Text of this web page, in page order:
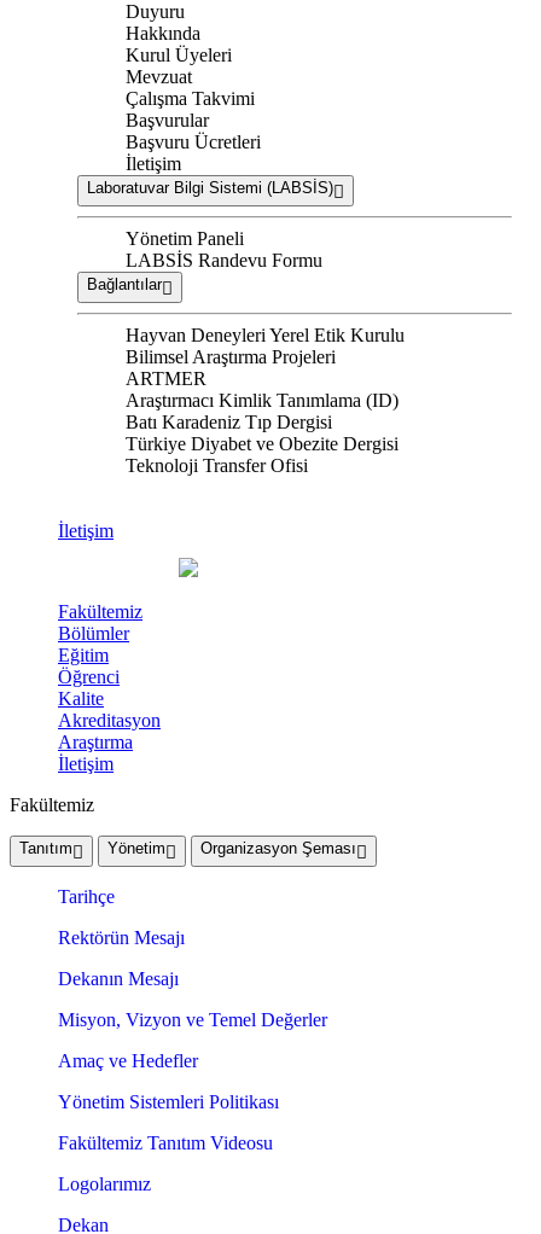
Duyuru
Hakkında
Kurul Üyeleri
Mevzuat
Çalışma Takvimi
Başvurular
Başvuru Ücretleri
İletişim
Laboratuvar Bilgi Sistemi (LABSİS)
Yönetim Paneli
LABSİS Randevu Formu
Bağlantılar
Hayvan Deneyleri Yerel Etik Kurulu
Bilimsel Araştırma Projeleri
ARTMER
Araştırmacı Kimlik Tanımlama (ID)
Batı Karadeniz Tıp Dergisi
Türkiye Diyabet ve Obezite Dergisi
Teknoloji Transfer Ofisi
İletişim
Fakültemiz
Bölümler
Eğitim
Öğrenci
Kalite
Akreditasyon
Araştırma
İletişim
Fakültemiz
Tanıtım Yönetim Organizasyon Şeması
Tarihçe
Rektörün Mesajı
Dekanın Mesajı
Misyon, Vizyon ve Temel Değerler
Amaç ve Hedefler
Yönetim Sistemleri Politikası
Fakültemiz Tanıtım Videosu
Logolarımız
Dekan